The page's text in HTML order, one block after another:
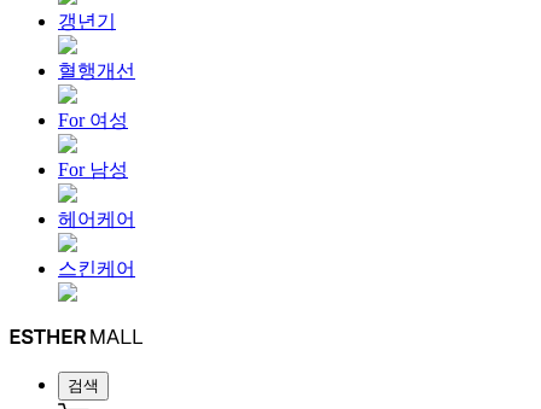
갱년기
혈행개선
For 여성
For 남성
헤어케어
스킨케어
검색